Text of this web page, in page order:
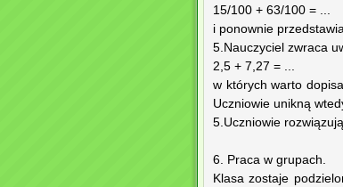
15/100 + 63/100 = ...
i ponownie
5.Nauczyciel zwraca
2,5 + 7,27 = ...
w których warto
Uczniowie unikną
5.Uczniowie
6. Praca w grupach.
Klasa zostaje